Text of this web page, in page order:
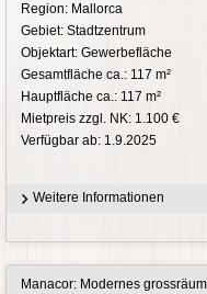
Region: Mallorca
Gebiet: Stadtzentrum
Objektart: Gewerbefläche
Gesamtfläche ca.: 117 m²
Hauptfläche ca.: 117 m²
Mietpreis zzgl. NK: 1.100 €
Verfügbar ab: 1.9.2025
Weitere Informationen